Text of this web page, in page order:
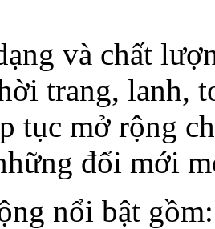
và chất
trang, lanh,
tục mở rộng
đổi mới
nổi bật gồm: